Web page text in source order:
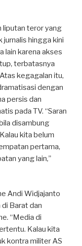
liputan teror yang
jurnalis hingga kini
lain karena akses
terbatasnya
kegagalan itu,
dengan
persis dan
pada TV. “Saran
disambung
kita belum
pertama,
yang lain,”
Andi Widjajanto
Barat dan
“Media di
Kalau kita
kontra militer AS